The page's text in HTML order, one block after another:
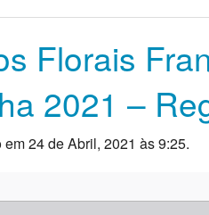
Florais
2021 –
24 de Abril, 2021 às 9:25.